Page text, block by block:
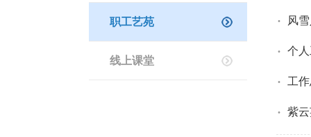
· 风
· 个
· 工
· 紫
职工艺苑
线上课堂